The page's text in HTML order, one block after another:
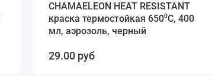
CHAMAELEON HEAT RESISTANT
краска термостойкая 650⁰C, 400
мл, аэрозоль, черный
29.00 руб